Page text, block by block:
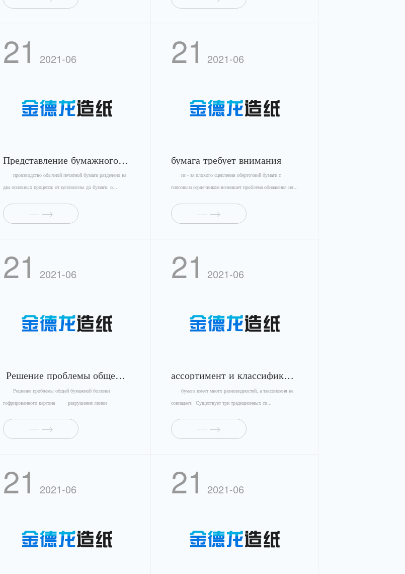
21 2021-06
Представление бумажного процесса
производство обычной печатной бумаги разделено на
два основных процесса: от целлюлозы до бумаги. о...
21 2021-06
бумага требует внимания
из - за плохого сцепления оберточной бумаги с
гипсовым сердечником возникает проблема обнажения ил...
21 2021-06
Решение проблемы общей бумажной болезни гофрированного картона
Решение проблемы общей бумажной болезни
гофрированного картона разрушение линии
21 2021-06
ассортимент и классификация бумаги
бумага имеет много разновидностей, а таксономия не
совпадает. Существует три традиционных сп...
21 2021-06 21 2021-06